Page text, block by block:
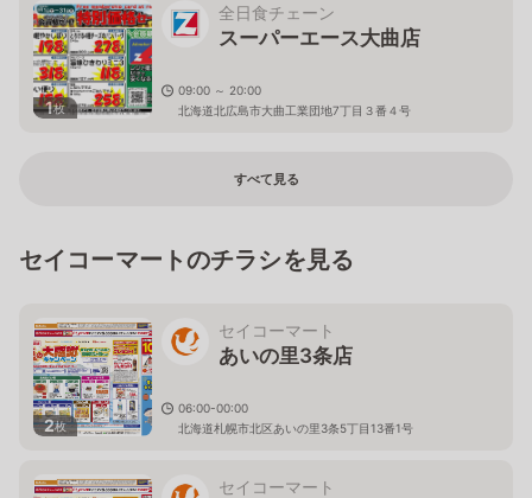
1枚
全日食チェーン
スーパーエース大曲店
09:00 ～ 20:00
北海道北広島市大曲工業団地7丁目３番４号
すべて見る
セイコーマートのチラシを見る
2枚
セイコーマート
あいの里3条店
06:00-00:00
北海道札幌市北区あいの里3条5丁目13番1号
セイコーマート